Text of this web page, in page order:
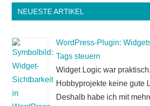
NEUESTE ARTIKEL
WordPress-Plugin:
Tags steuern
Widget Logic war
Hobbyprojekte keine gute
Deshalb habe ich mit